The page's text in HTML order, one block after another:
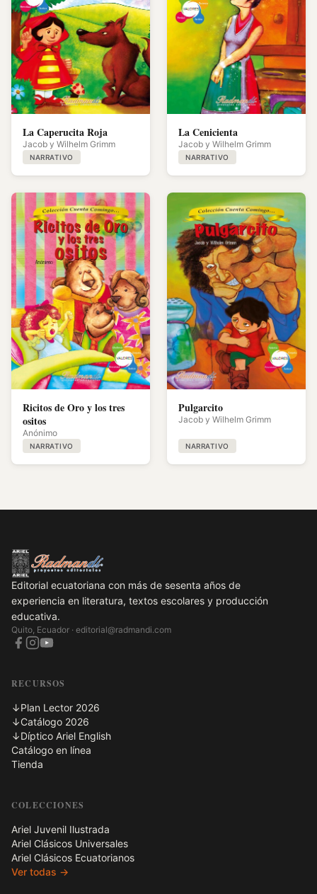
La Caperucita Roja
Jacob y Wilhelm Grimm
NARRATIVO
La Cenicienta
Jacob y Wilhelm Grimm
NARRATIVO
Ricitos de Oro y los tres
ositos
Anónimo
NARRATIVO
Pulgarcito
Jacob y Wilhelm Grimm
NARRATIVO
Editorial ecuatoriana con más de sesenta años de
experiencia en literatura, textos escolares y producción
educativa.
Quito, Ecuador · editorial@radmandi.com
RECURSOS
↓Plan Lector 2026
↓Catálogo 2026
↓Díptico Ariel English
Catálogo en línea
Tienda
COLECCIONES
Ariel Juvenil Ilustrada
Ariel Clásicos Universales
Ariel Clásicos Ecuatorianos
Ver todas →